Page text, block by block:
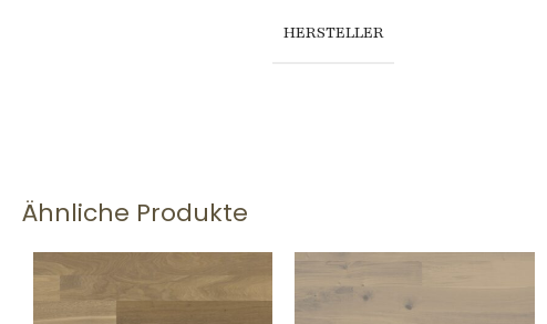
HERSTELLER
Ähnliche Produkte